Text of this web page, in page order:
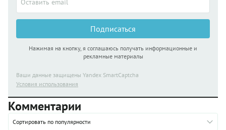
Подписаться
Нажимая на кнопку, я соглашаюсь получать информационные и
рекламные материалы
Ваши данные защищены Yandex SmartCaptcha
Условия использования
Комментарии
Сортировать по популярности